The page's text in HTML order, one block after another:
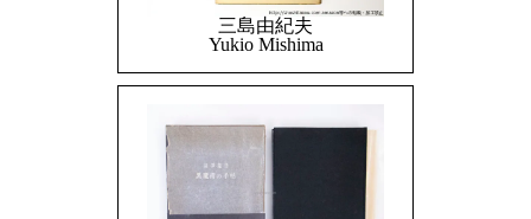
三島由紀夫
Yukio Mishima